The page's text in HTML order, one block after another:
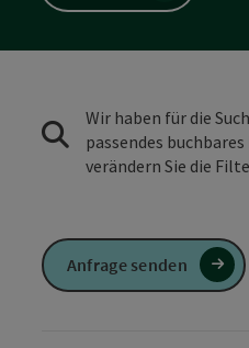
Wir haben für die
passendes
verändern Sie die
Anfrage senden